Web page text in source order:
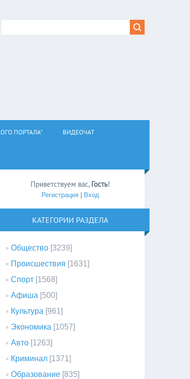
ПОРТАЛА" ВИДЕОЧАТ
Приветствуем вас, Гость!
Регистрация| Вход
КАТЕГОРИИ РАЗДЕЛА
Общество [3239]
Происшествия [1631]
Спорт [1568]
Афиша [500]
Культура [961]
Экономика [1057]
Авто [1263]
Криминал [1371]
Образование [835]